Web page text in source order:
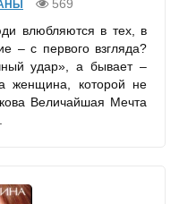
569
влюбляются в тех, в
– с первого взгляда?
удар», а бывает –
женщина, которой не
Величайшая Мечта